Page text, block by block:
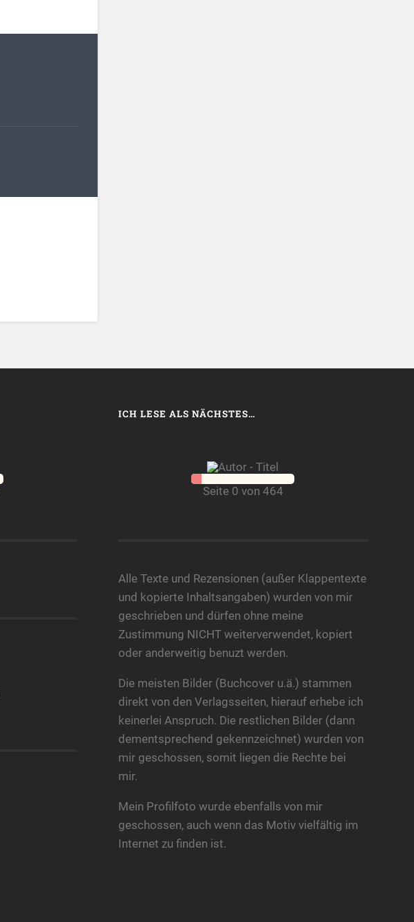
ICH LESE ALS NÄCHSTES…
Seite 0 von 464
Alle Texte und Rezensionen (außer Klappentexte
und kopierte Inhaltsangaben) wurden von mir
geschrieben und dürfen ohne meine
Zustimmung NICHT weiterverwendet, kopiert
oder anderweitig benuzt werden.
Die meisten Bilder (Buchcover u.ä.) stammen
direkt von den Verlagsseiten, hierauf erhebe ich
keinerlei Anspruch. Die restlichen Bilder (dann
dementsprechend gekennzeichnet) wurden von
mir geschossen, somit liegen die Rechte bei
mir.
Mein Profilfoto wurde ebenfalls von mir
geschossen, auch wenn das Motiv vielfältig im
Internet zu finden ist.